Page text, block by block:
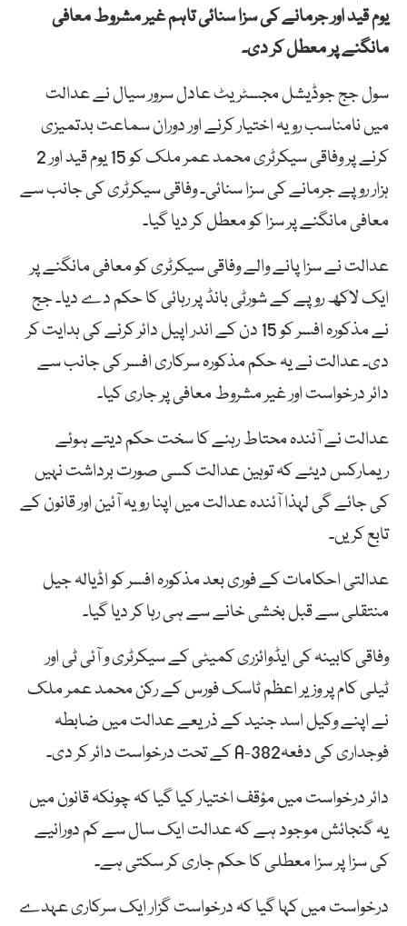
یوم قید اور جرمانے کی سزا سنائی تاہم غیر مشروط معافی
مانگنے پر معطل کر دی۔
سول جج جوڈیشل مجسٹریٹ عادل سرور سیال نے عدالت
میں نامناسب رویہ اختیار کرنے اور دوران سماعت بدتمیزی
کرنے پر وفاقی سیکرٹری محمد عمر ملک کو 15 یوم قید اور 2
ہزار روپے جرمانے کی سزا سنائی۔ وفاقی سیکرٹری کی جانب سے
معافی مانگنے پر سزا کو معطل کر دیا گیا۔
عدالت نے سزا پانے والے وفاقی سیکرٹری کو معافی مانگنے پر
ایک لاکھ روپے کے شورٹی بانڈ پر رہائی کا حکم دے دیا۔ جج
نے مذکورہ افسر کو 15 دن کے اندر اپیل دائر کرنے کی ہدایت کر
دی۔ عدالت نے یہ حکم مذکورہ سرکاری افسر کی جانب سے
دائر درخواست اور غیر مشروط معافی پر جاری کیا۔
عدالت نے آئندہ محتاط رہنے کا سخت حکم دیتے ہوئے
ریمارکس دیئے کہ توہین عدالت کسی صورت برداشت نہیں
کی جائے گی لہذا آئندہ عدالت میں اپنا رویہ آئین اور قانون کے
تابع کریں۔
عدالتی احکامات کے فوری بعد مذکورہ افسر کو اڈیالہ جیل
منتقلی سے قبل بخشی خانے سے ہی رہا کر دیا گیا۔
وفاقی کابینہ کی ایڈوائزری کمیٹی کے سیکرٹری و آئی ٹی اور
ٹیلی کام پر وزیر اعظم ٹاسک فورس کے رکن محمد عمر ملک
نے اپنے وکیل اسد جنید کے ذریعے عدالت میں ضابطہ
فوجداری کی دفعہ382-A کے تحت درخواست دائر کر دی۔
دائر درخواست میں مؤقف اختیار کیا گیا کہ چونکہ قانون میں
یہ گنجائش موجود ہے کہ عدالت ایک سال سے کم دورانیے
کی سزا پر سزا معطلی کا حکم جاری کر سکتی ہے۔
درخواست میں کہا گیا کہ درخواست گزار ایک سرکاری عہدے